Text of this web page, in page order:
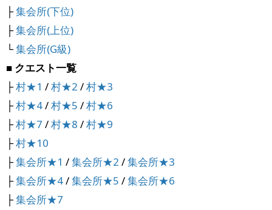
├集会所(下位)
├集会所(上位)
└集会所(G級)
■ クエスト一覧
├村★1 /村★2 /村★3
├村★4/村★5 /村★6
├村★7 /村★8 /村★9
├村★10
├集会所★1 /集会所★2 /集会所★3
├集会所★4/集会所★5 /集会所★6
├集会所★7